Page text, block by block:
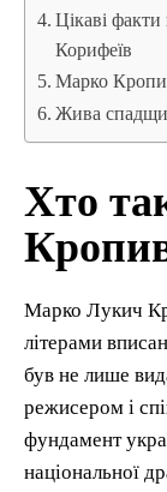
Цікаві
Корифеїв
Марко
Жива
Хто
Марко Лукич
літерами
був не лише
режисером і
фундамент
національної